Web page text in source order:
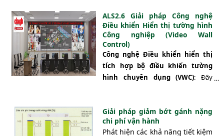
động cơ bơm. Hệ thống khởi
động mềm trung thế được lựa
chọn là loại MVC4 (thế hệ thứ 4)
hiện đại nhất của hãng
MOTORTRONICS – Mỹ có tính
năng khởi động và dừng mềm
trường khắc nghiệt nhất.
ALS2.6 Giải pháp Công nghệ
Điều khiển Hiển thị tường hình
Công nghiệp (Video Wall
Control)
Công nghệ Điều khiển hiển thị
tích hợp bộ điều khiển tường
hình chuyên dụng (VWC): Đây
đại nhất của công nghệ điều khiển
tường hình đưa vào cho các phòng
Giải pháp giảm bớt gánh nặng
chi phí vận hành
Phát hiện các khả năng tiết kiệm